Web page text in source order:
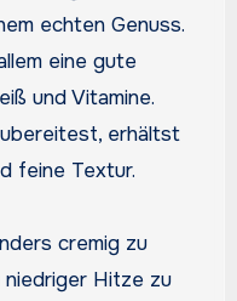
echten Genuss.
eine gute
und Vitamine.
erhältst
feine Textur.
cremig zu
niedriger Hitze zu